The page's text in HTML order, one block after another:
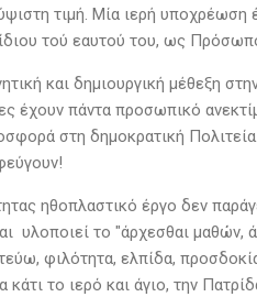
τιμή. Μία ιερή
τού εαυτού του, ως
και δημιουργική μέθεξη
έχουν πάντα προσωπικό
στη δημοκρατική
ηθοπλαστικό έργο δεν
υλοποιεί το "άρχεσθαι
φιλότητα, ελπίδα,
κάτι το ιερό και άγιο, την